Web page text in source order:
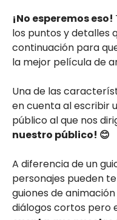
¡No esperemos eso!
los puntos y detalles
continuación para
la mejor película de
Una de las
en cuenta al escribir
público al que nos
nuestro público! 😊
A diferencia de un
personajes pueden
guiones de
diálogos cortos pero